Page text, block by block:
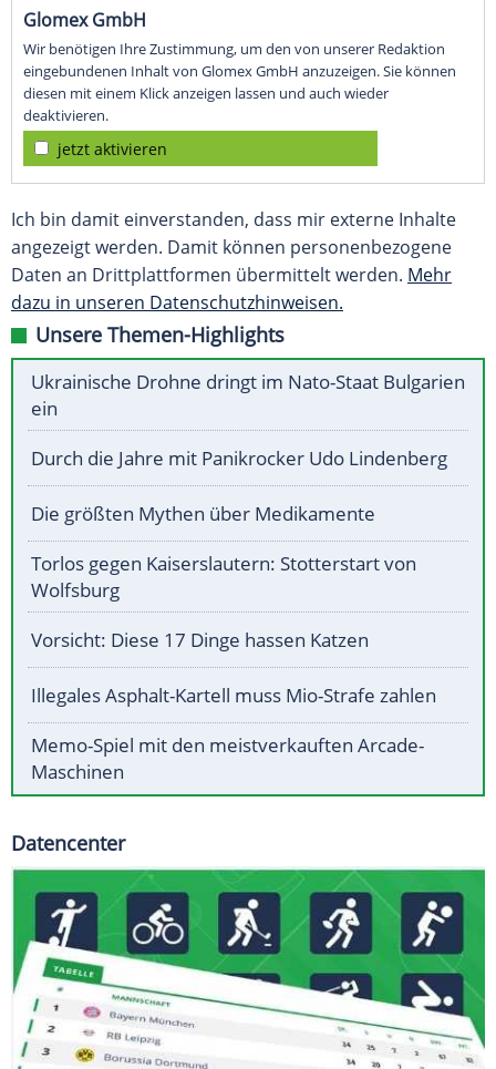
Glomex GmbH
Wir benötigen Ihre Zustimmung, um den von unserer Redaktion
eingebundenen Inhalt von Glomex GmbH anzuzeigen. Sie können
diesen mit einem Klick anzeigen lassen und auch wieder
deaktivieren.
jetzt aktivieren
Ich bin damit einverstanden, dass mir externe Inhalte
angezeigt werden. Damit können personenbezogene
Daten an Drittplattformen übermittelt werden. Mehr
dazu in unseren Datenschutzhinweisen.
Unsere Themen-Highlights
Ukrainische Drohne dringt im Nato-Staat Bulgarien
ein
Durch die Jahre mit Panikrocker Udo Lindenberg
Die größten Mythen über Medikamente
Torlos gegen Kaiserslautern: Stotterstart von
Wolfsburg
Vorsicht: Diese 17 Dinge hassen Katzen
Illegales Asphalt-Kartell muss Mio-Strafe zahlen
Memo-Spiel mit den meistverkauften Arcade-
Maschinen
Datencenter